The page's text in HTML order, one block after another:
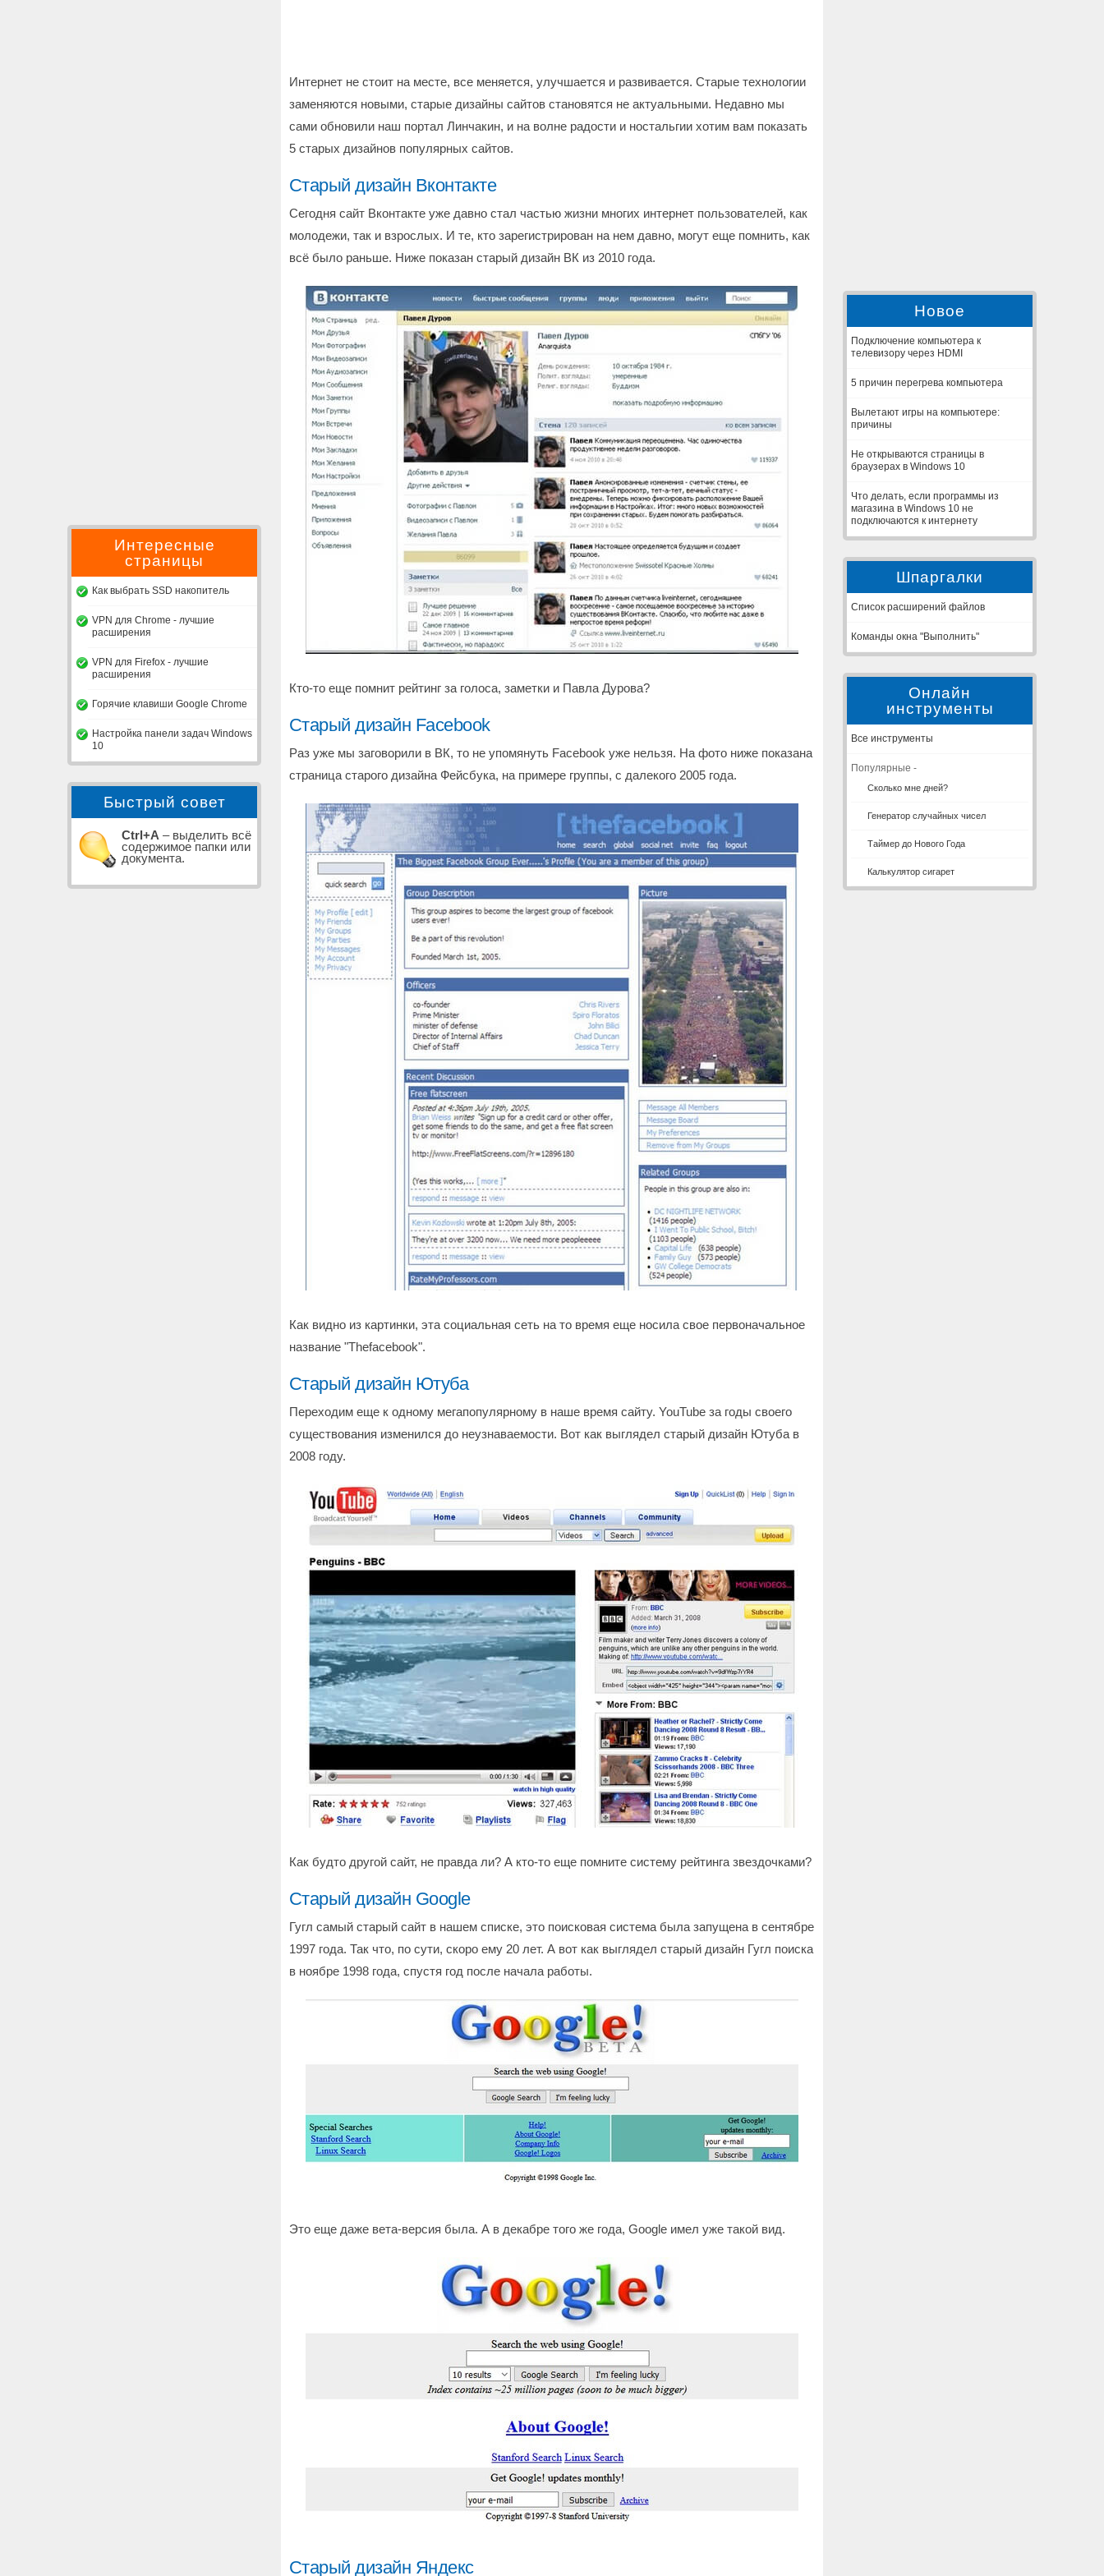
Интересные
страницы
Как выбрать SSD накопитель
VPN для Chrome - лучшие
расширения
VPN для Firefox - лучшие
расширения
Горячие клавиши Google Chrome
Настройка панели задач Windows
10
Быстрый совет
Ctrl+A – выделить всё
содержимое папки или
документа.
Интернет не стоит на месте, все меняется, улучшается и развивается. Старые технологии
заменяются новыми, старые дизайны сайтов становятся не актуальными. Недавно мы
сами обновили наш портал Линчакин, и на волне радости и ностальгии хотим вам показать
5 старых дизайнов популярных сайтов.
Старый дизайн Вконтакте
Сегодня сайт Вконтакте уже давно стал частью жизни многих интернет пользователей, как
молодежи, так и взрослых. И те, кто зарегистрирован на нем давно, могут еще помнить, как
всё было раньше. Ниже показан старый дизайн ВК из 2010 года.
Кто-то еще помнит рейтинг за голоса, заметки и Павла Дурова?
Старый дизайн Facebook
Раз уже мы заговорили в ВК, то не упомянуть Facebook уже нельзя. На фото ниже показана
страница старого дизайна Фейсбука, на примере группы, с далекого 2005 года.
Как видно из картинки, эта социальная сеть на то время еще носила свое первоначальное
название "Thefacebook".
Старый дизайн Ютуба
Переходим еще к одному мегапопулярному в наше время сайту. YouTube за годы своего
существования изменился до неузнаваемости. Вот как выглядел старый дизайн Ютуба в
2008 году.
Как будто другой сайт, не правда ли? А кто-то еще помните систему рейтинга звездочками?
Старый дизайн Google
Гугл самый старый сайт в нашем списке, это поисковая система была запущена в сентябре
1997 года. Так что, по сути, скоро ему 20 лет. А вот как выглядел старый дизайн Гугл поиска
в ноябре 1998 года, спустя год после начала работы.
Это еще даже вета-версия была. А в декабре того же года, Google имел уже такой вид.
Старый дизайн Яндекс
Новое
Подключение компьютера к
телевизору через HDMI
5 причин перегрева компьютера
Вылетают игры на компьютере:
причины
Не открываются страницы в
браузерах в Windows 10
Что делать, если программы из
магазина в Windows 10 не
подключаются к интернету
Шпаргалки
Список расширений файлов
Команды окна "Выполнить"
Онлайн
инструменты
Все инструменты
Популярные -
Сколько мне дней?
Генератор случайных чисел
Таймер до Нового Года
Калькулятор сигарет